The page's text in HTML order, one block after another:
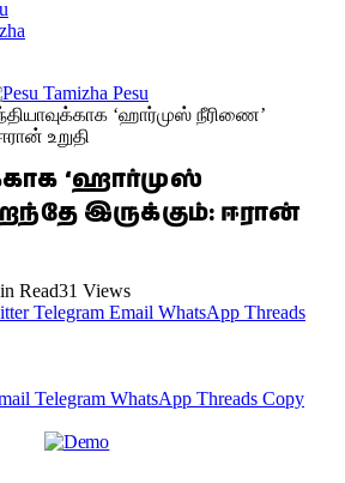
‘ஹார்முஸ் நீரிணை’
உறுதி
‘ஹார்முஸ்
இருக்கும்: ஈரான்
Read31 Views
Telegram Email WhatsApp Threads
Telegram WhatsApp Threads Copy